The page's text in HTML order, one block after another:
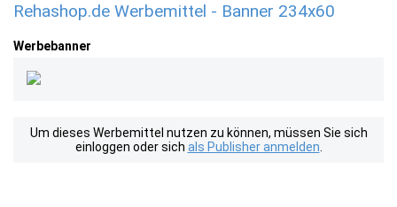
Rehashop.de Werbemittel - Banner 234x60
Werbebanner
Um dieses Werbemittel nutzen zu können, müssen Sie sich
einloggen oder sich als Publisher anmelden